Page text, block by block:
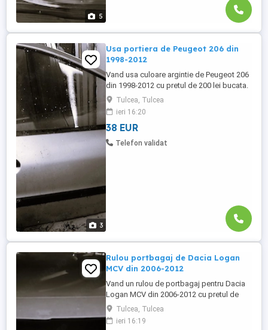
5
3
Usa portiera de Peugeot 206 din
1998-2012
Vand usa culoare argintie de Peugeot 206
din 1998-2012 cu pretul de 200 lei bucata.
Se pot cumpara doar din Tulcea, NU se
trimit prin curier.
Tulcea, Tulcea
ieri 16:20
38 EUR
Telefon validat
Rulou portbagaj de Dacia Logan
MCV din 2006-2012
Vand un rulou de portbagaj pentru Dacia
Logan MCV din 2006-2012 cu pretul de
200 lei. Se poate cumpara doar din
Tulcea, NU se trimite prin curier.
Tulcea, Tulcea
ieri 16:19